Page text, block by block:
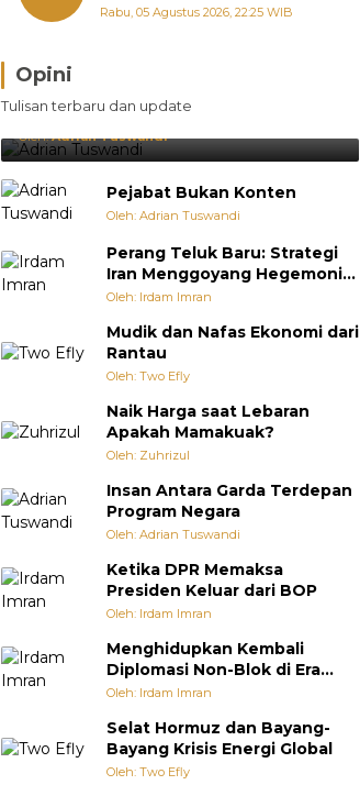
Masyarakat Penerima
Rabu, 05 Agustus 2026, 22:25 WIB
Opini
Tulisan terbaru dan update
Brasil Lebih Diunggulkan, tetapi
Jepang Selalu Punya Cara Membuat
Kejutan
Oleh:Adrian Tuswandi
Pejabat Bukan Konten
Oleh: Adrian Tuswandi
Perang Teluk Baru: Strategi
Iran Menggoyang Hegemoni
AS dari Dalam
Oleh: Irdam Imran
Mudik dan Nafas Ekonomi dari
Rantau
Oleh: Two Efly
Naik Harga saat Lebaran
Apakah Mamakuak?
Oleh: Zuhrizul
Insan Antara Garda Terdepan
Program Negara
Oleh: Adrian Tuswandi
Ketika DPR Memaksa
Presiden Keluar dari BOP
Oleh: Irdam Imran
Menghidupkan Kembali
Diplomasi Non-Blok di Era
Multipolar
Oleh: Irdam Imran
Selat Hormuz dan Bayang-
Bayang Krisis Energi Global
Oleh: Two Efly